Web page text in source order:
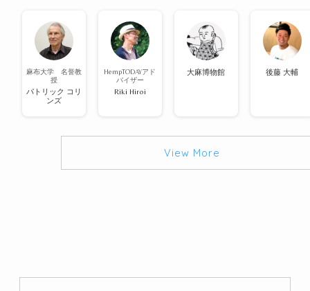
麻布大学 名誉教
授
パトリック コリ
ンズ
HempTODAYアド
バイザー
Riki Hiroi
大麻博物館 後藤 大輔
View More